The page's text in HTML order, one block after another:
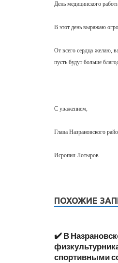
День медицинского
В этот день выражаю
От всего сердца желаю,
пусть будут больше
С уважением,
Глава Назрановского
Исропил Лотыров
ПОХОЖИЕ
✔️ В
спортивными